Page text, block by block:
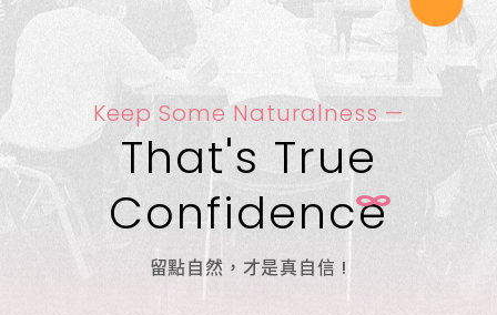
Keep Some Naturalness —
That's True
Confidence
留點自然，才是真自信 !